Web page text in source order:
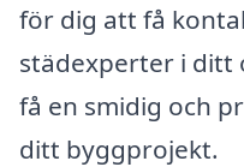
för dig att få
städexperter i ditt
få en smidig och
ditt byggprojekt.